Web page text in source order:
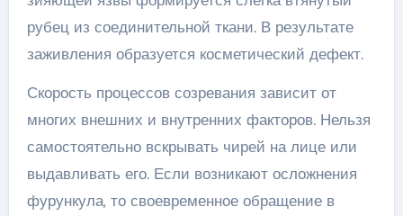
рубец из соединительной ткани. В результате
заживления образуется косметический дефект.
Скорость процессов созревания зависит от
многих внешних и внутренних факторов. Нельзя
самостоятельно вскрывать чирей на лице или
выдавливать его. Если возникают осложнения
фурункула, то своевременное обращение в